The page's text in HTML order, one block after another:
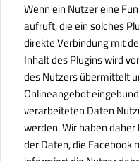
Wenn ein Nutzer eine
aufruft, die ein solches
direkte Verbindung mit
Inhalt des Plugins wird
des Nutzers übermittelt
Onlineangebot
verarbeiteten Daten
werden. Wir haben
der Daten, die Facebook